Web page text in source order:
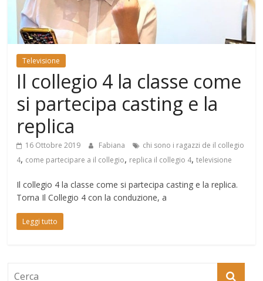
Mondo
Televisione
Il collegio 4 la classe come
si partecipa casting e la
replica
16 Ottobre 2019 Fabiana
chi sono i ragazzi de il collegio
4, come partecipare a il collegio, replica il collegio 4,televisione
Il collegio 4 la classe come si partecipa casting e la replica.
Torna Il Collegio 4 con la conduzione, a
Leggi tutto